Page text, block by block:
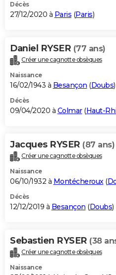
Décès
27/12/2020 à Paris (Paris)
Daniel RYSER (77 ans)
Créer une cagnotte obsèques
Naissance
16/02/1943 à Besançon (Doubs)
Décès
09/04/2020 à Colmar(Haut-
Jacques RYSER (87 ans)
Créer une cagnotte obsèques
Naissance
06/10/1932 à Montécheroux(
Décès
12/12/2019 à Besançon (Doubs)
Sebastien RYSER (38
Créer une cagnotte obsèques
Naissance